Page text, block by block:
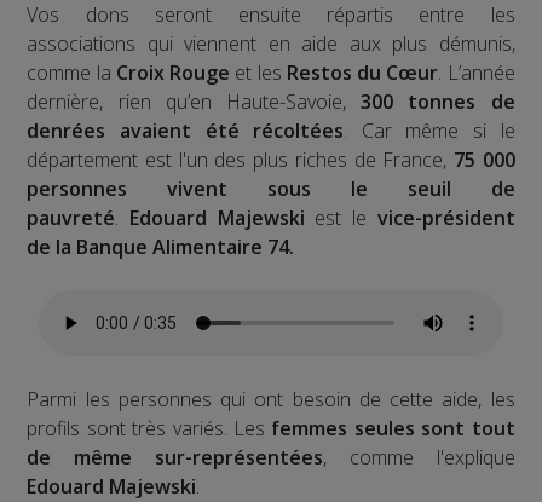
Vos dons seront ensuite répartis entre les
associations qui viennent en aide aux plus démunis,
comme la Croix Rouge et les Restos du Cœur. L’année
dernière, rien qu’en Haute-Savoie,300 tonnes de
denrées avaient été récoltées. Car même si le
département est l'un des plus riches de France, 75 000
personnes vivent sous le seuil de
pauvreté. Edouard Majewski est le vice-président
de la Banque Alimentaire 74.
Parmi les personnes qui ont besoin de cette aide, les
profils sont très variés. Les femmes seules sont tout
de même sur-représentées, comme l'explique
Edouard Majewski.